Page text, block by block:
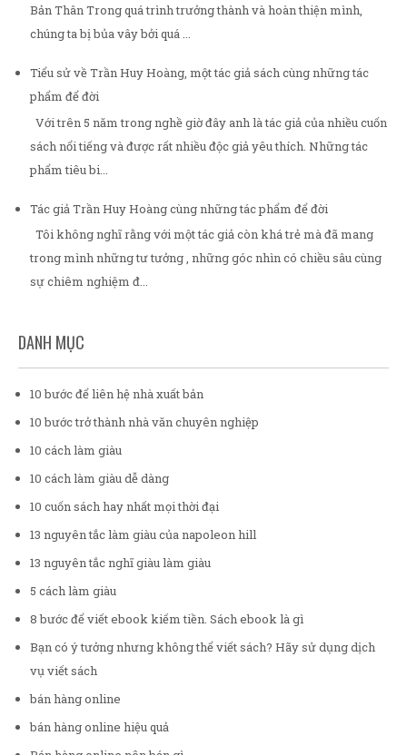
Bản Thân Trong quá trình trưởng thành và hoàn thiện mình,
chúng ta bị bủa vây bởi quá ...
Tiểu sử về Trần Huy Hoàng, một tác giả sách cùng những tác
phẩm để đời
Với trên 5 năm trong nghề giờ đây anh là tác giả của nhiều cuốn
sách nổi tiếng và được rất nhiều độc giả yêu thích. Những tác
phẩm tiêu bi...
Tác giả Trần Huy Hoàng cùng những tác phẩm để đời
Tôi không nghĩ rằng với một tác giả còn khá trẻ mà đã mang
trong mình những tư tưởng , những góc nhìn có chiều sâu cùng
sự chiêm nghiệm đ...
DANH MỤC
10 bước để liên hệ nhà xuất bản
10 bước trở thành nhà văn chuyên nghiệp
10 cách làm giàu
10 cách làm giàu dễ dàng
10 cuốn sách hay nhất mọi thời đại
13 nguyên tắc làm giàu của napoleon hill
13 nguyên tắc nghĩ giàu làm giàu
5 cách làm giàu
8 bước để viết ebook kiếm tiền. Sách ebook là gì
Bạn có ý tưởng nhưng không thể viết sách? Hãy sử dụng dịch
vụ viết sách
bán hàng online
bán hàng online hiệu quả